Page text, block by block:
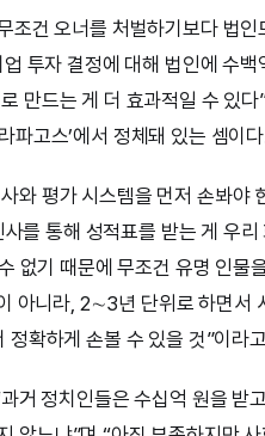
조건 오너를 처벌하기보다 법
투자 결정에 대해 법인에 수
만드는 게 더 효과적일 수 있
파고스’에서 정체돼 있는 셈이
와 평가 시스템을 먼저 손봐야
를 통해 성적표를 받는 게 우
없기 때문에 무조건 유명 인물
아니라, 2∼3년 단위로 하면서
확하게 손볼 수 있을 것”이라
거 정치인들은 수십억 원을 받